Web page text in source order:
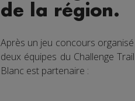
de la région.
Après un jeu concours
deux équipes du Challenge
Blanc est partenaire :